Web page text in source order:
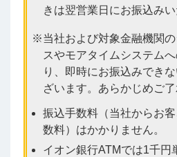
きは翌営業日にお振込みい
当社および対象金融機関
スやモアタイムシステム
り、即時にお振込みでき
ざいます。あらかじめご了
振込手数料（当社からお
数料）はかかりません。
イオン銀行ATMでは1千円